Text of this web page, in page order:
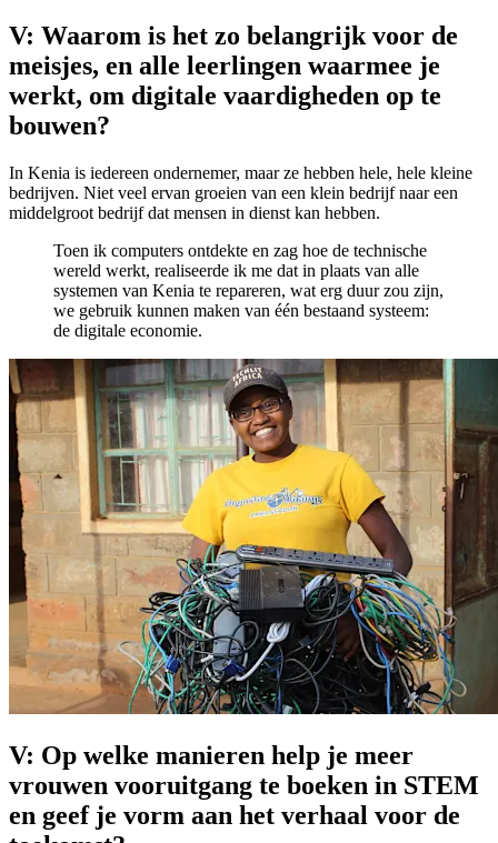
V: Waarom is het zo belangrijk voor de
meisjes, en alle leerlingen waarmee je
werkt, om digitale vaardigheden op te
bouwen?
In Kenia is iedereen ondernemer, maar ze hebben hele, hele kleine
bedrijven. Niet veel ervan groeien van een klein bedrijf naar een
middelgroot bedrijf dat mensen in dienst kan hebben.
Toen ik computers ontdekte en zag hoe de technische
wereld werkt, realiseerde ik me dat in plaats van alle
systemen van Kenia te repareren, wat erg duur zou zijn,
we gebruik kunnen maken van één bestaand systeem:
de digitale economie.
V: Op welke manieren help je meer
vrouwen vooruitgang te boeken in STEM
en geef je vorm aan het verhaal voor de